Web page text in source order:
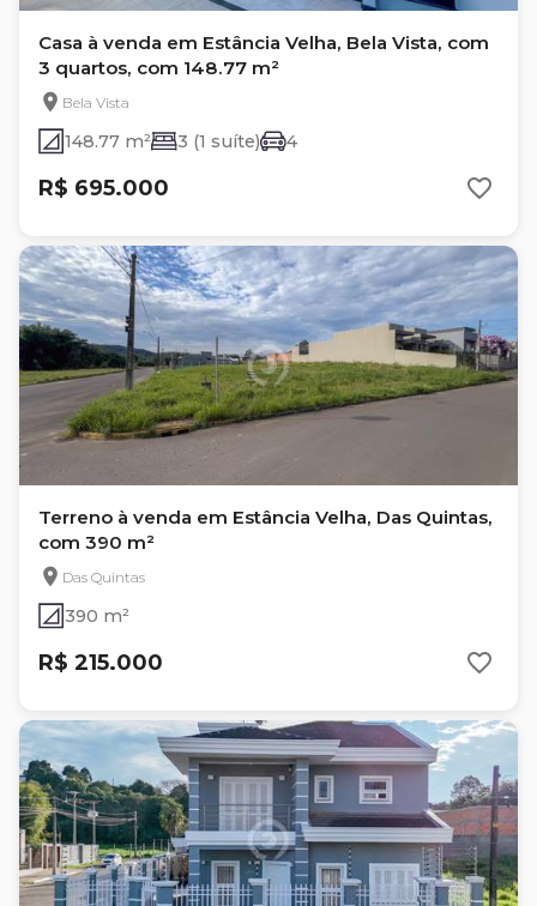
Casa à venda em Estância Velha, Bela Vista, com
3 quartos, com 148.77 m²
Bela Vista
148.77 m² 3 (1 suíte) 4
R$ 695.000
Terreno à venda em Estância Velha, Das Quintas,
com 390 m²
Das Quintas
390 m²
R$ 215.000